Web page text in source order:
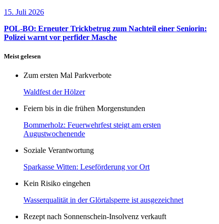
15. Juli 2026
POL-BO: Erneuter Trickbetrug zum Nachteil einer Seniorin:
Polizei warnt vor perfider Masche
Meist gelesen
Zum ersten Mal Parkverbote
Waldfest der Hölzer
Feiern bis in die frühen Morgenstunden
Bommerholz: Feuerwehrfest steigt am ersten
Augustwochenende
Soziale Verantwortung
Sparkasse Witten: Leseförderung vor Ort
Kein Risiko eingehen
Wasserqualität in der Glörtalsperre ist ausgezeichnet
Rezept nach Sonnenschein-Insolvenz verkauft